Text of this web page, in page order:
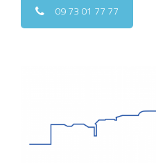
09 73 01 77 77